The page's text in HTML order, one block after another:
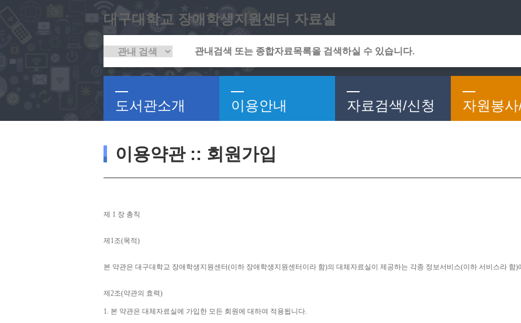
대구대학교 장애학생지원센터 자료실
도서관소개 이용안내 자료검색/신청 자원봉
이용약관 :: 회원가입
제 1 장 총칙
제 1조(목적)
본 약관은 대구대학교 장애학생지원센터(이하 장애학생지원센터이라 함)의 대체자료실이 제공하는 각종 정보서비스(이하 서비스라 함)
제 2조(약관의 효력)
1. 본 약관은 대체자료실에 가입한 모든 회원에 대하여 적용됩니다.